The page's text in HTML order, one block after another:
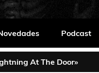
235
Podcast
At The Door»